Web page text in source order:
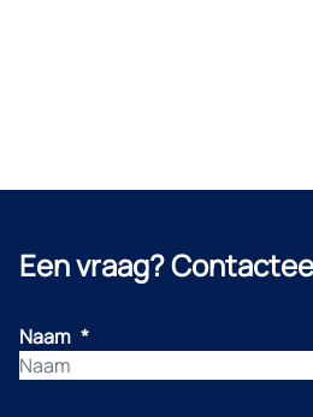
Een vraag?
Naam *